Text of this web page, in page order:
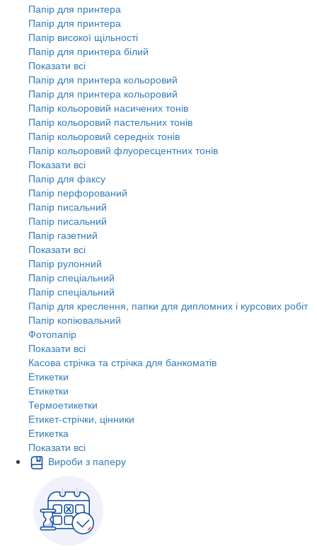
Папір для принтера
Папір для принтера
Папір високої щільності
Папір для принтера білий
Показати всі
Папір для принтера кольоровий
Папір для принтера кольоровий
Папір кольоровий насичених тонів
Папір кольоровий пастельних тонів
Папір кольоровий середніх тонів
Папір кольоровий флуоресцентних тонів
Показати всі
Папір для факсу
Папір перфорований
Папір писальний
Папір писальний
Папір газетний
Показати всі
Папір рулонний
Папір спеціальний
Папір спеціальний
Папір для креслення, папки для дипломних і курсових робіт
Папір копіювальний
Фотопапір
Показати всі
Касова стрічка та стрічка для банкоматів
Етикетки
Етикетки
Термоетикетки
Етикет-стрічки, цінники
Етикетка
Показати всі
Вироби з паперу